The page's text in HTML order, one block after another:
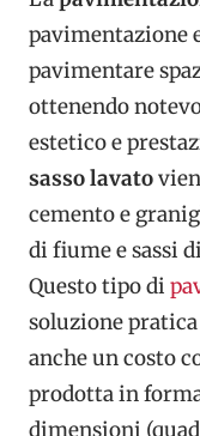
pavimentazione
pavimentare
ottenendo
estetico e
sasso lavato
cemento e
di fiume e sassi
Questo tipo di
soluzione
anche un costo
prodotta in
dimensioni